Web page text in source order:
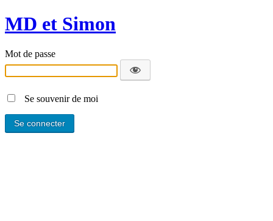
MD et Simon
Mot de passe
Se souvenir de moi